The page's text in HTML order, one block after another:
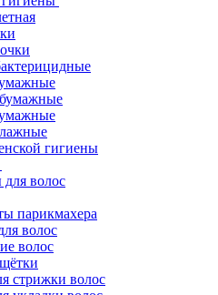
гигиены
для волос
парикмахера
волос
волос
стрижки волос